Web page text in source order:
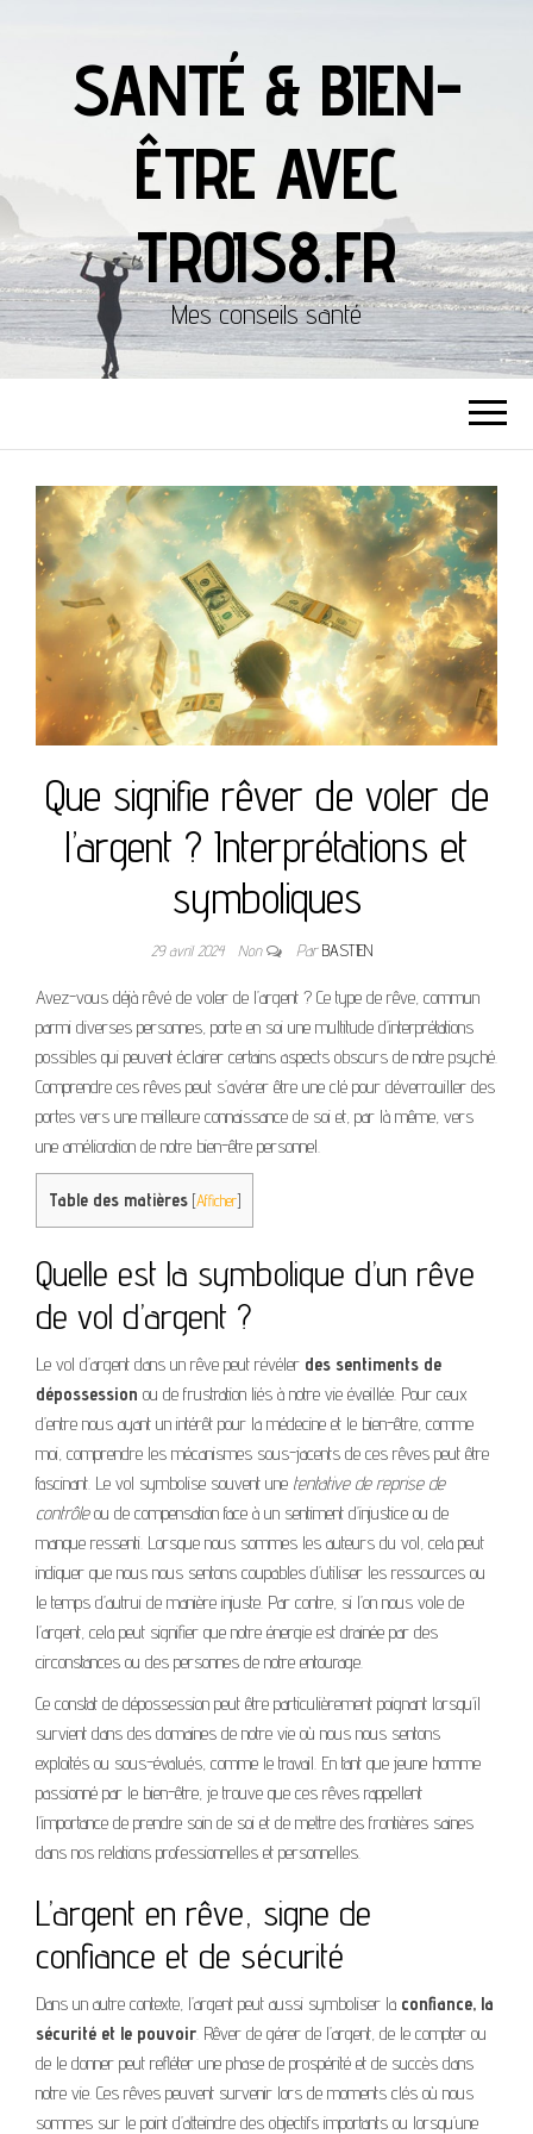
SANTÉ & BIEN-
ÊTRE AVEC
TROIS8.FR
Mes conseils santé
Que signifie rêver de voler de
l’argent ? Interprétations et
symboliques
29 avril 2024 Non ParBASTIEN
Avez-vous déjà rêvé de voler de l’argent ? Ce type de rêve, commun
parmi diverses personnes, porte en soi une multitude d’interprétations
possibles qui peuvent éclairer certains aspects obscurs de notre psyché.
Comprendre ces rêves peut s’avérer être une clé pour déverrouiller des
portes vers une meilleure connaissance de soi et, par là même, vers
une amélioration de notre bien-être personnel.
Table des matières [Afficher]
Quelle est la symbolique d’un rêve
de vol d’argent ?
Le vol d’argent dans un rêve peut révéler des sentiments de
dépossession ou de frustration liés à notre vie éveillée. Pour ceux
d’entre nous ayant un intérêt pour la médecine et le bien-être, comme
moi, comprendre les mécanismes sous-jacents de ces rêves peut être
fascinant. Le vol symbolise souvent une tentative de reprise de
contrôleou de compensation face à un sentiment d’injustice ou de
manque ressenti. Lorsque nous sommes les auteurs du vol, cela peut
indiquer que nous nous sentons coupables d’utiliser les ressources ou
le temps d’autrui de manière injuste. Par contre, si l’on nous vole de
l’argent, cela peut signifier que notre énergie est drainée par des
circonstances ou des personnes de notre entourage.
Ce constat de dépossession peut être particulièrement poignant lorsqu’il
survient dans des domaines de notre vie où nous nous sentons
exploités ou sous-évalués, comme le travail. En tant que jeune homme
passionné par le bien-être, je trouve que ces rêves rappellent
l’importance de prendre soin de soi et de mettre des frontières saines
dans nos relations professionnelles et personnelles.
L’argent en rêve, signe de
confiance et de sécurité
Dans un autre contexte, l’argent peut aussi symboliser la confiance, la
sécurité et le pouvoir. Rêver de gérer de l’argent, de le compter ou
de le donner peut refléter une phase de prospérité et de succès dans
notre vie. Ces rêves peuvent survenir lors de moments clés où nous
sommes sur le point d’atteindre des objectifs importants ou lorsqu’une